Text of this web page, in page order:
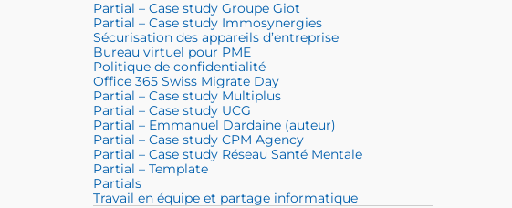
Partial – Case study Groupe Giot
Partial – Case study Immosynergies
Sécurisation des appareils d’entreprise
Bureau virtuel pour PME
Politique de confidentialité
Office 365 Swiss Migrate Day
Partial – Case study Multiplus
Partial – Case study UCG
Partial – Emmanuel Dardaine (auteur)
Partial – Case study CPM Agency
Partial – Case study Réseau Santé Mentale
Partial – Template
Partials
Travail en équipe et partage informatique